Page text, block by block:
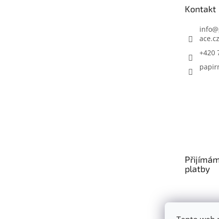
Kontakt
info@
ace.cz
+420
platby